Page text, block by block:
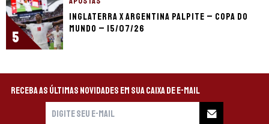
5
Inglaterra x Argentina palpite – Copa do
Mundo – 15/07/26
Receba as últimas novidades em sua caixa de e-mail